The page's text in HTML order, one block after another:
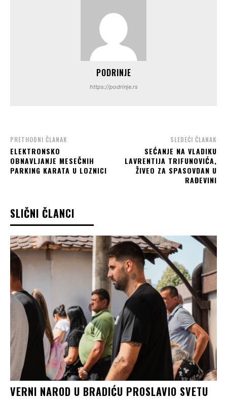
PODRINJE
https://podrinje.rs
PRETHODNI ČLANAK
ELEKTRONSKO
OBNAVLJANJE MESEČNIH
PARKING KARATA U LOZNICI
SLEDEĆI ČLANAK
SEĆANJE NA VLADIKU
LAVRENTIJA TRIFUNOVIĆA,
ŽIVEO ZA SPASOVDAN U
RAĐEVINI
SLIČNI ČLANCI
VERNI NAROD U BRADIĆU PROSLAVIO SVETU